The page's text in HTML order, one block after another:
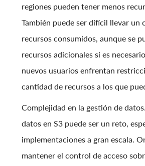
regiones pueden tener menos
También puede ser difícil llevar un
recursos consumidos, aunque se
recursos adicionales si es
nuevos usuarios enfrentan
cantidad de recursos a los que
Complejidad en la gestión de
datos en S3 puede ser un reto,
implementaciones a gran escala.
mantener el control de acceso